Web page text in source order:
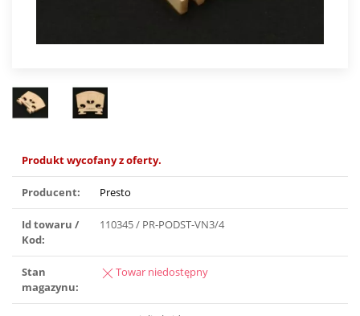
Produkt wycofany z oferty.
Producent: Presto
Id towaru /
Kod:
110345 / PR-PODST-VN3/4
Stan
magazynu:
Towar niedostępny